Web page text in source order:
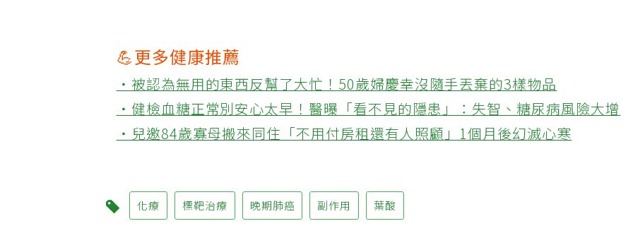
💪更多健康推薦
‧被認為無用的東西反幫了大忙！50歲婦慶幸沒隨手丟棄的3樣物品
‧健檢血糖正常別安心太早！醫曝「看不見的隱患」：失智、糖尿病風險大增
‧兒邀84歲寡母搬來同住「不用付房租還有人照顧」1個月後幻滅心寒
化療 標靶治療 晚期肺癌 副作用 葉酸